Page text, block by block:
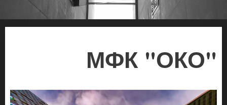
МФК "ОКО"